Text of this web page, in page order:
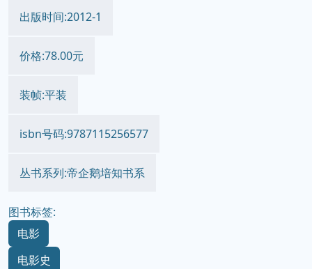
出版时间:2012-1
价格:78.00元
装帧:平装
isbn号码:9787115256577
丛书系列:帝企鹅培知书系
图书标签:
电影
电影史